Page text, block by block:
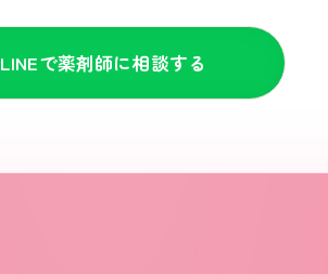
LINEで薬剤師に相談する